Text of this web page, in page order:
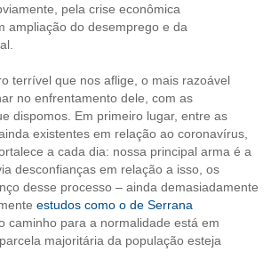
DA PROFISSÃO
pela crise econômica
ampliação do desemprego e da
terrível que nos aflige, o mais razoável
no enfrentamento dele, com as
dispomos. Em primeiro lugar, entre as
existentes em relação ao coronavírus,
a cada dia: nossa principal arma é a
desconfianças em relação a isso, os
desse processo – ainda demasiadamente
estudos como o de Serrana
caminho para a normalidade está em
majoritária da população esteja